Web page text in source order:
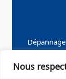
Nous
Seine